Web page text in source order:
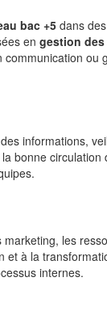
bac +5dans
en gestion
ou
informations,
bonne circulation
les
et à la
internes.